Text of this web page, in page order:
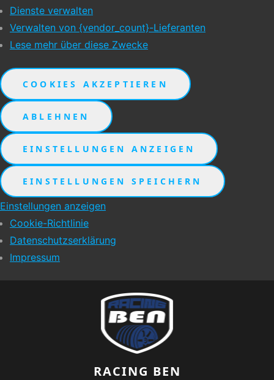
Dienste verwalten
Verwalten von {vendor_count}-Lieferanten
Lese mehr über diese Zwecke
COOKIES AKZEPTIEREN
ABLEHNEN
EINSTELLUNGEN ANZEIGEN
EINSTELLUNGEN SPEICHERN
Einstellungen anzeigen
Cookie-Richtlinie
Datenschutzserklärung
Impressum
RACING BEN